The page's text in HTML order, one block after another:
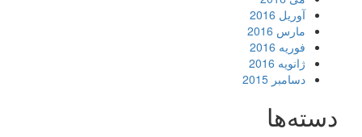
آوریل 2016
مارس 2016
فوریه 2016
ژانویه 2016
دسامبر 2015
دسته‌ها